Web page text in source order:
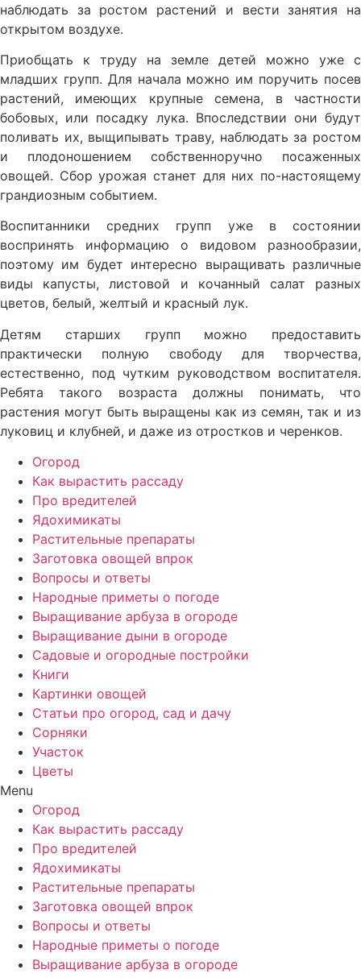
наблюдать за ростом растений и вести занятия на
открытом воздухе.
Приобщать к труду на земле детей можно уже с
младших групп. Для начала можно им поручить посев
растений, имеющих крупные семена, в частности
бобовых, или посадку лука. Впоследствии они будут
поливать их, выщипывать траву, наблюдать за ростом
и плодоношением собственноручно посаженных
овощей. Сбор урожая станет для них по-настоящему
грандиозным событием.
Воспитанники средних групп уже в состоянии
воспринять информацию о видовом разнообразии,
поэтому им будет интересно выращивать различные
виды капусты, листовой и кочанный салат разных
цветов, белый, желтый и красный лук.
Детям старших групп можно предоставить
практически полную свободу для творчества,
естественно, под чутким руководством воспитателя.
Ребята такого возраста должны понимать, что
растения могут быть выращены как из семян, так и из
луковиц и клубней, и даже из отростков и черенков.
Огород
Как вырастить рассаду
Про вредителей
Ядохимикаты
Растительные препараты
Заготовка овощей впрок
Вопросы и ответы
Народные приметы о погоде
Выращивание арбуза в огороде
Выращивание дыни в огороде
Садовые и огородные постройки
Книги
Картинки овощей
Статьи про огород, сад и дачу
Сорняки
Участок
Цветы
Menu
Огород
Как вырастить рассаду
Про вредителей
Ядохимикаты
Растительные препараты
Заготовка овощей впрок
Вопросы и ответы
Народные приметы о погоде
Выращивание арбуза в огороде